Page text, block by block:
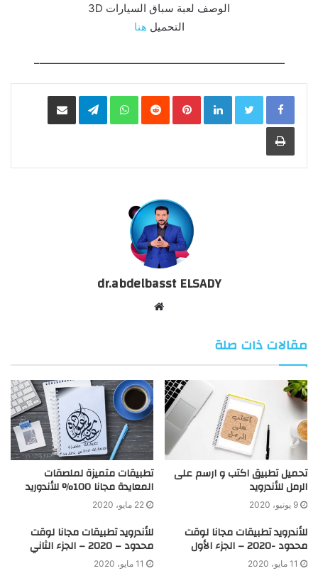
الوصف لعبة سباق السيارات 3D
التحميل هنا
———————————————————————–
LinkedIn
Pinterest
WhatsApp
Telegramمشاركة عبر البريد
طباعة
dr.abdelbasst ELSADY
مقالات ذات صلة
تحميل تطبيق اكتب و ارسم على
الرمل للأندرويد
9 يونيو، 2020
تطبيقات متميزة لملصقات
المعايدة مجانا 100% للأندوريد
22 مايو، 2020
للأندرويد تطبيقات مجانا لوقت
محدود -2020 – الجزء الأول
11 مايو، 2020
للأندرويد تطبيقات مجانا لوقت
محدود – 2020 – الجزء الثاني
11 مايو، 2020